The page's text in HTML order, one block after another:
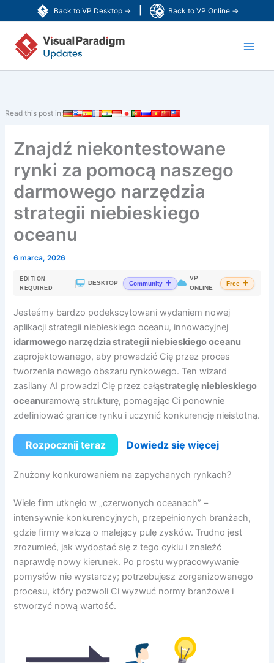
Back to VP Desktop → Back to VP Online →
do
treści
Read this post in:
Znajdź niekontestowane
rynki za pomocą naszego
darmowego narzędzia
strategii niebieskiego
oceanu
6 marca, 2026
EDITION
REQUIRED
| DESKTOP Community
VP
ONLINE
Free
Jesteśmy bardzo podekscytowani wydaniem nowej
aplikacji strategii niebieskiego oceanu, innowacyjnej
idarmowego narzędzia strategii niebieskiego oceanu
zaprojektowanego, aby prowadzić Cię przez proces
tworzenia nowego obszaru rynkowego. Ten wizard
zasilany AI prowadzi Cię przez całąstrategię niebieskiego
oceanuramową strukturę, pomagając Ci ponownie
zdefiniować granice rynku i uczynić konkurencję nieistotną.
Rozpocznij teraz Dowiedz się więcej
Znużony konkurowaniem na zapychanych rynkach?
Wiele firm utknęło w „czerwonych oceanach” –
intensywnie konkurencyjnych, przepełnionych branżach,
gdzie firmy walczą o malejący pulę zysków. Trudno jest
zrozumieć, jak wydostać się z tego cyklu i znaleźć
naprawdę nowy kierunek. Po prostu wypracowywanie
pomysłów nie wystarczy; potrzebujesz zorganizowanego
procesu, który pozwoli Ci wyzwuć normy branżowe i
stworzyć nową wartość.